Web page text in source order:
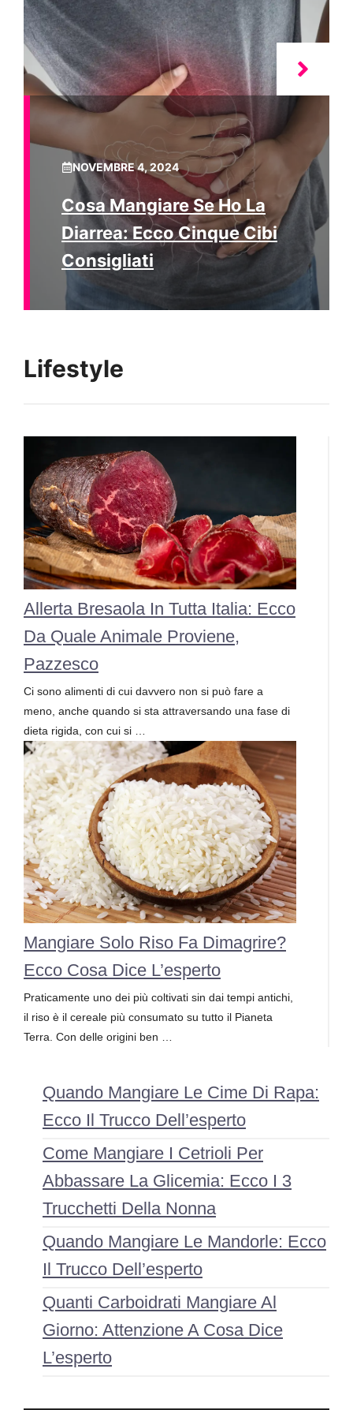
NOVEMBRE 4, 2024
Cosa Mangiare Se Ho La
Diarrea: Ecco Cinque Cibi
Consigliati
Lifestyle
Allerta Bresaola In Tutta Italia: Ecco
Da Quale Animale Proviene,
Pazzesco
Ci sono alimenti di cui davvero non si può fare a
meno, anche quando si sta attraversando una fase di
dieta rigida, con cui si …
Mangiare Solo Riso Fa Dimagrire?
Ecco Cosa Dice L’esperto
Praticamente uno dei più coltivati sin dai tempi antichi,
il riso è il cereale più consumato su tutto il Pianeta
Terra. Con delle origini ben …
Quando Mangiare Le Cime Di Rapa:
Ecco Il Trucco Dell’esperto
Come Mangiare I Cetrioli Per
Abbassare La Glicemia: Ecco I 3
Trucchetti Della Nonna
Quando Mangiare Le Mandorle: Ecco
Il Trucco Dell’esperto
Quanti Carboidrati Mangiare Al
Giorno: Attenzione A Cosa Dice
L’esperto